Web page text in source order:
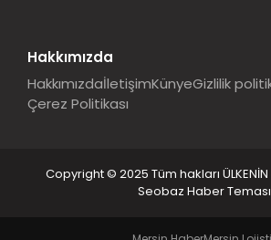
Hakkımızda
HakkımızdaİletişimKünyeGizlilik
Çerez Politikası
Copyright © 2025 Tüm hakları ÜLKENİN
Seobaz Haber Teması